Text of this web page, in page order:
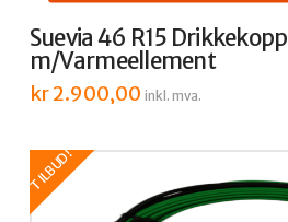
Suevia 46 R15 Drikkekopp
m/Varmeellement
kr2.900,00 inkl. mva.
TILBUD!